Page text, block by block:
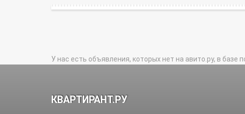
У нас есть объявления, которых нет на авито.ру, в базе
КВАРТИРАНТ.РУ